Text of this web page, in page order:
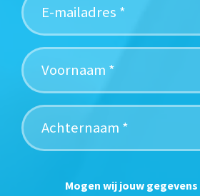
Mogen wij jouw